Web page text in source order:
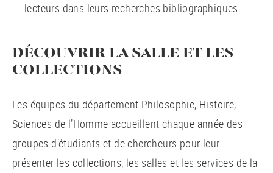
lecteurs dans leurs recherches bibliographiques.
DÉCOUVRIR LA SALLE ET LES
COLLECTIONS
Les équipes du département Philosophie, Histoire,
Sciences de l’Homme accueillent chaque année des
groupes d’étudiants et de chercheurs pour leur
présenter les collections, les salles et les services de la